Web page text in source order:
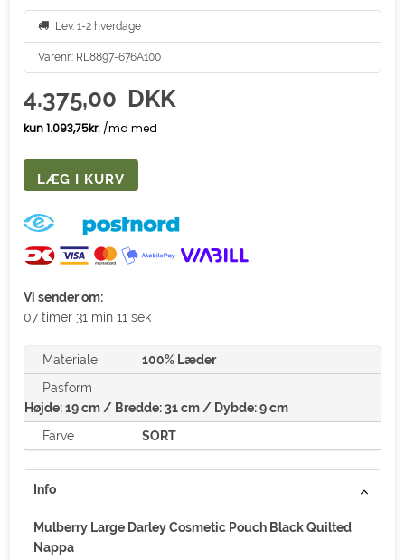
Lev. 1-2 hverdage
Varenr.: RL8897-676A100
4.375,00 DKK
Vi sender om:
07 timer 31 min 11 sek
Materiale
100% Læder
Pasform
Højde: 19 cm / Bredde: 31 cm / Dybde: 9 cm
Farve
SORT
Info
Mulberry Large Darley Cosmetic Pouch Black Quilted
Nappa